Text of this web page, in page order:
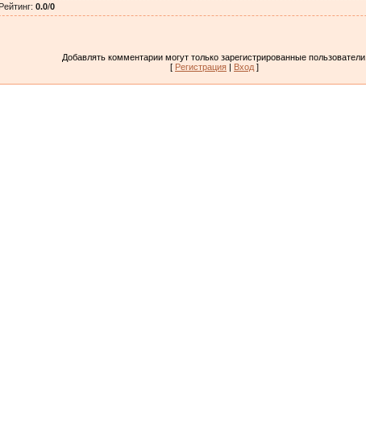
Рейтинг: 0.0/0
Добавлять комментарии могут только зарегистрированные пользователи.
[ Регистрация | Вход ]